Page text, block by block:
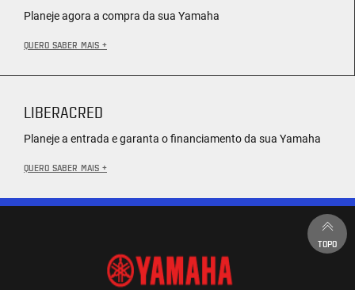
Planeje agora a compra da sua Yamaha
QUERO SABER MAIS +
LIBERACRED
Planeje a entrada e garanta o financiamento da sua Yamaha
QUERO SABER MAIS +
TOPO